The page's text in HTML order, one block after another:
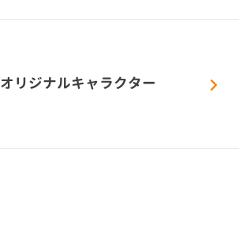
オリジナルキャラクター